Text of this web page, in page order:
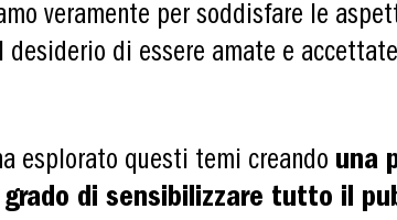
veramente per soddisfare le
di essere amate e
esplorato questi temi creando una
di sensibilizzare tutto il